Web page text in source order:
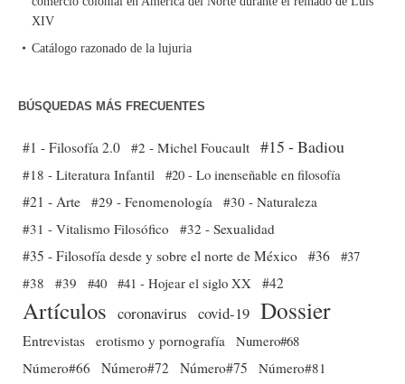
XIV
Catálogo razonado de la lujuria
BÚSQUEDAS MÁS FRECUENTES
#1 - Filosofía 2.0 #2 - Michel Foucault #15 - Badiou
#18 - Literatura Infantil #20 - Lo inenseñable en filosofía
#21 - Arte #29 - Fenomenología #30 - Naturaleza
#31 - Vitalismo Filosófico
#32 - Sexualidad
#35 - Filosofía desde y sobre el norte de México #36 #37
#38
#39 #40 #41 - Hojear el siglo XX #42
Artículos coronavirus covid-19 Dossier
Entrevistas erotismo y pornografía Numero#68
Número#66
Número#72 Número#75
Número#81